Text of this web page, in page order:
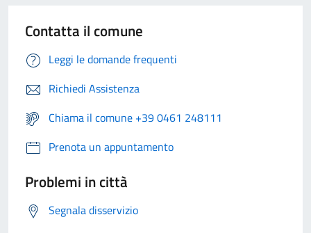
Contatta il comune
Leggi le domande frequenti
Richiedi Assistenza
Chiama il comune +39 0461 248111
Prenota un appuntamento
Problemi in città
Segnala disservizio